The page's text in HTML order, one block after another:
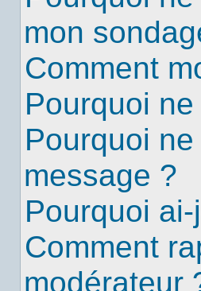
mon
Comment
Pourquoi
Pourquoi
message ?
Pourquoi
Comment
modérateur